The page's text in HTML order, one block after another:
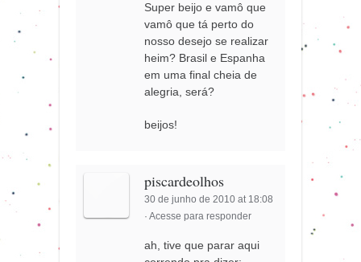
Super beijo e vamô que
vamô que tá perto do
nosso desejo se realizar
heim? Brasil e Espanha
em uma final cheia de
alegria, será?
beijos!
piscardeolhos
30 de junho de 2010 at 18:08
·Acesse para responder
ah, tive que parar aqui